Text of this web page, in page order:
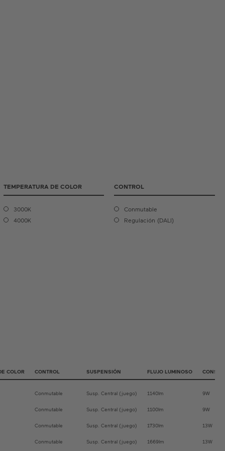
TEMPERATURA DE COLOR
3000K
4000K
CONTROL
Conmutable
Regulación (DALI)
COLOR CONTROL SUSPENSIÓN FLUJO LUMINOSO
Conmutable Susp. Central (juego) 1140lm 9W
Conmutable Susp. Central (juego) 1100lm 9W
Conmutable Susp. Central (juego) 1730lm 13W
Conmutable Susp. Central (juego) 1669lm 13W